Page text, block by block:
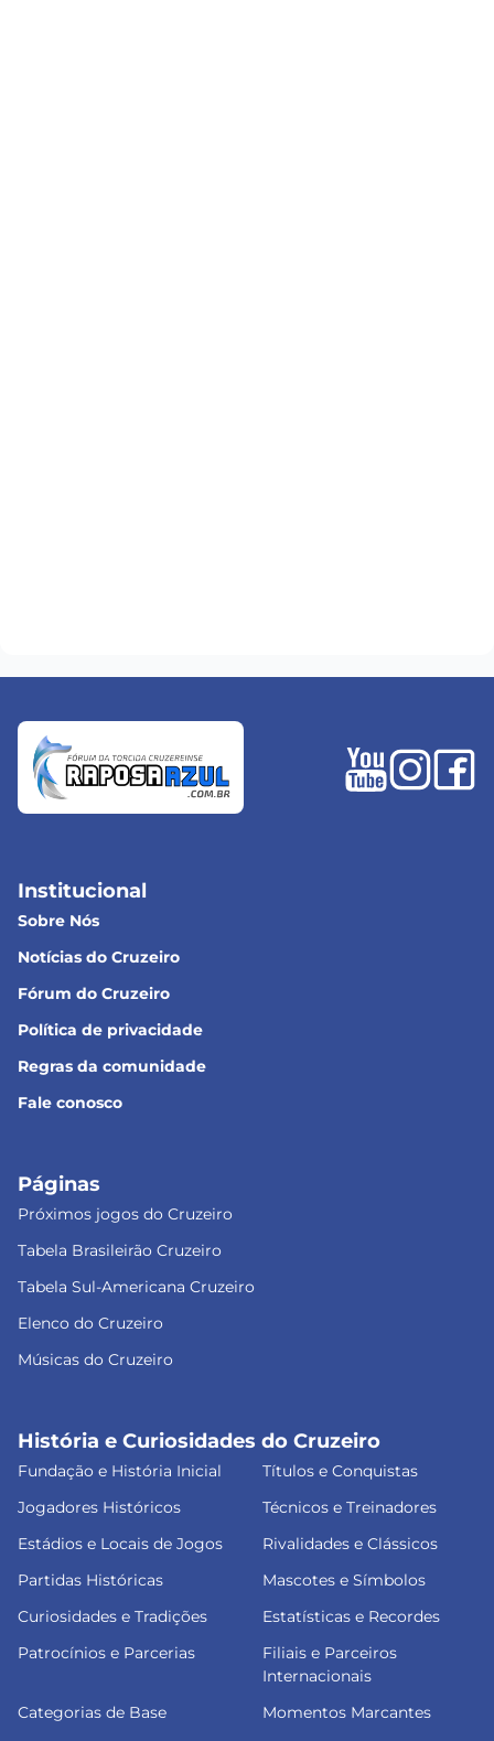
Institucional
Sobre Nós
Notícias do Cruzeiro
Fórum do Cruzeiro
Política de privacidade
Regras da comunidade
Fale conosco
Páginas
Próximos jogos do Cruzeiro
Tabela Brasileirão Cruzeiro
Tabela Sul-Americana Cruzeiro
Elenco do Cruzeiro
Músicas do Cruzeiro
História e Curiosidades do Cruzeiro
Fundação e História Inicial
Títulos e Conquistas
Jogadores Históricos
Técnicos e Treinadores
Estádios e Locais de Jogos
Rivalidades e Clássicos
Partidas Históricas
Mascotes e Símbolos
Curiosidades e Tradições
Estatísticas e Recordes
Patrocínios e Parcerias
Filiais e Parceiros
Internacionais
Categorias de Base
Momentos Marcantes